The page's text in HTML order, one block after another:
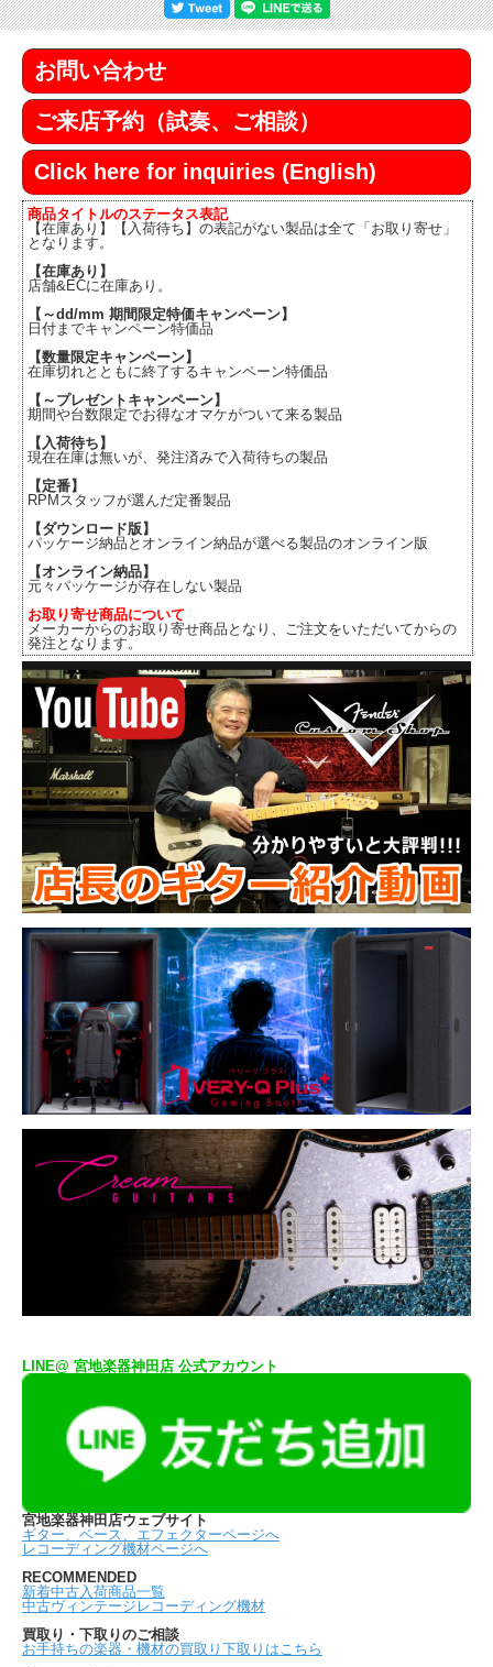
お問い合わせ
ご来店予約（試奏、ご相談）
Click here for inquiries (English)
商品タイトルのステータス表記
【在庫あり】【入荷待ち】の表記がない製品は全て「お取り寄せ」
となります。
【在庫あり】
店舗&ECに在庫あり。
【～dd/mm 期間限定特価キャンペーン】
日付までキャンペーン特価品
【数量限定キャンペーン】
在庫切れとともに終了するキャンペーン特価品
【～プレゼントキャンペーン】
期間や台数限定でお得なオマケがついて来る製品
【入荷待ち】
現在在庫は無いが、発注済みで入荷待ちの製品
【定番】
RPMスタッフが選んだ定番製品
【ダウンロード版】
パッケージ納品とオンライン納品が選べる製品のオンライン版
【オンライン納品】
元々パッケージが存在しない製品
お取り寄せ商品について
メーカーからのお取り寄せ商品となり、ご注文をいただいてからの
発注となります。
LINE@ 宮地楽器神田店 公式アカウント
宮地楽器神田店ウェブサイト
ギター、ベース、エフェクターページへ
レコーディング機材ページへ
RECOMMENDED
新着中古入荷商品一覧
中古ヴィンテージレコーディング機材
買取り・下取りのご相談
お手持ちの楽器・機材の買取り下取りはこちら